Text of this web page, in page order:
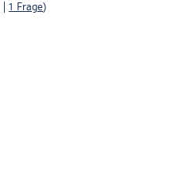
1 Frage)